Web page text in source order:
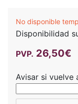
No disponible
Disponibilidad
PVP. 26,50€
Avisar si vuelve